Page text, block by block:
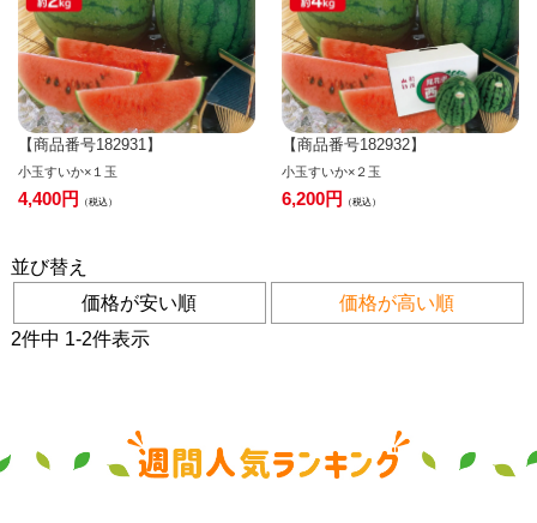
【商品番号182931】
小玉すいか×１玉
4,400 税込
【商品番号182932】
小玉すいか×２玉
6,200 税込
並び替え
価格が安い順
価格が高い順
2件中 1-2件表示